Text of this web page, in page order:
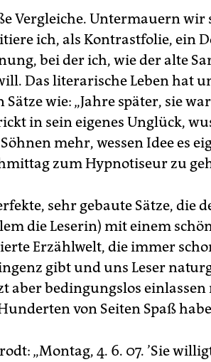
Vergleiche. Untermauern wir
ich, als Kontrastfolie, ein
bei der ich, wie der alte
Das literarische Leben hat
Sätze wie: „Jahre später, sie
in sein eigenes Unglück,
mehr, wessen Idee es
zum Hypnotiseur zu
sehr gebaute Sätze, die
die Leserin) mit einem
Erzählwelt, die immer
gibt und uns Leser
aber bedingungslos
von Seiten Spaß
„Montag, 4. 6. 07. ’Sie